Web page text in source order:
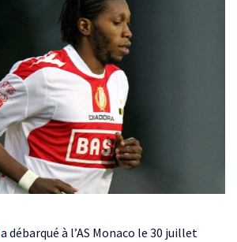
a débarqué à l’AS Monaco le 30 juillet